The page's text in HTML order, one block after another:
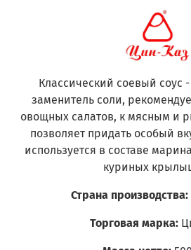
Классический соевый соус
заменитель соли,
овощных салатов, к мясным и
позволяет придать особый
используется в составе
куриных
Страна производства:
Торговая марка: